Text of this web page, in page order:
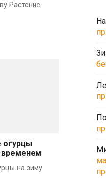
Растение
огурцы
временем
на зиму